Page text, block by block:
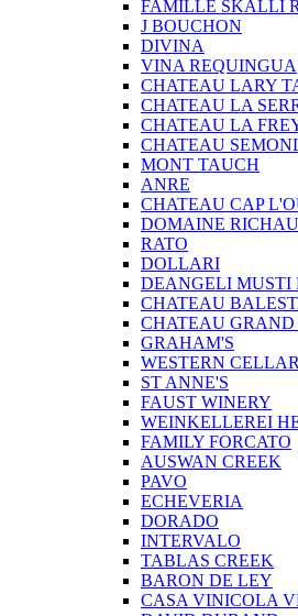
FAMILLE SKALLI
J BOUCHON
DIVINA
VINA REQUINGUA
CHATEAU LARY
CHATEAU LA
CHATEAU LA
CHATEAU
MONT TAUCH
ANRE
CHATEAU CAP
DOMAINE
RATO
DOLLARI
DEANGELI MUSTI
CHATEAU
CHATEAU GRAND
GRAHAM'S
WESTERN
ST ANNE'S
FAUST WINERY
WEINKELLEREI
FAMILY FORCATO
AUSWAN CREEK
PAVO
ECHEVERIA
DORADO
INTERVALO
TABLAS CREEK
BARON DE LEY
CASA VINICOLA